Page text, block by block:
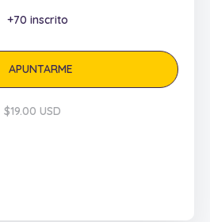
+70 inscrito
APUNTARME
$19.00 USD